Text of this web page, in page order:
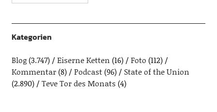
Kategorien
Blog(3.747) Eiserne Ketten (16) Foto (112)
Kommentar(8) Podcast(96)
State of the Union
(2.890)
Teve Tor des Monats (4)